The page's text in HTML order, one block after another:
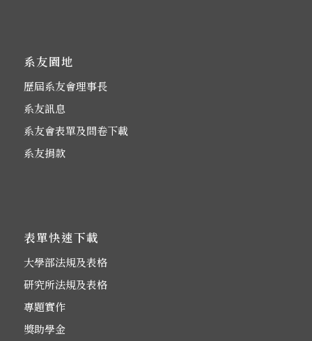
系友園地
歷屆系友會理事長
系友訊息
系友會表單及問卷下載
系友捐款
表單快速下載
大學部法規及表格
研究所法規及表格
專題實作
獎助學金